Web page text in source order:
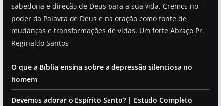
sabedoria e direção de Deus para a sua vida. Cremos no
poder da Palavra de Deus e na oração como fonte de
mudanças e transformações de vidas. Um forte Abraço Pr.
Reginaldo Santos
O que a Bíblia ensina sobre a depressão silenciosa no
homem
Devemos adorar o Espírito Santo? | Estudo Completo